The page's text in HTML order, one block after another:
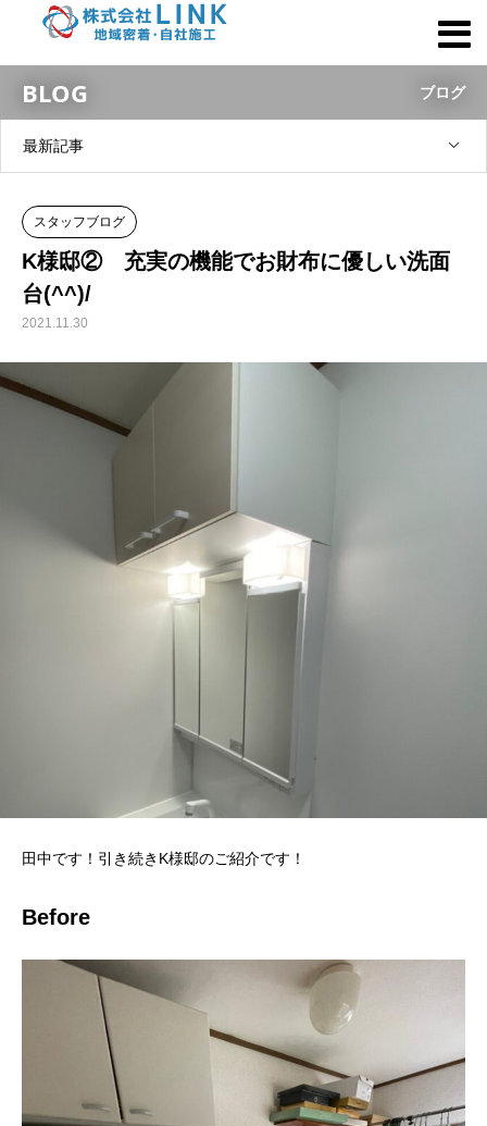
BLOG ブログ
最新記事
スタッフブログ
K様邸② 充実の機能でお財布に優しい洗面
台(^^)/
2021.11.30
田中です！引き続きK様邸のご紹介です！
Before